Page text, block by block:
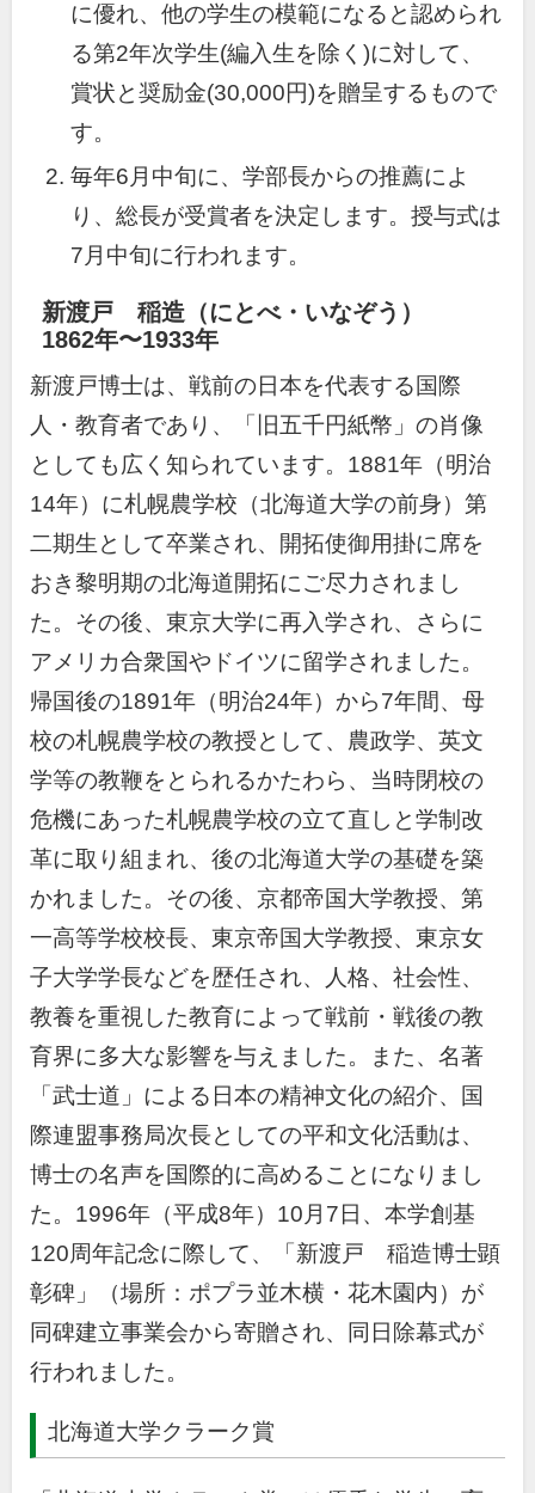
に優れ、他の学生の模範になると認められ
る第2年次学生(編入生を除く)に対して、
賞状と奨励金(30,000円)を贈呈するもので
す。
毎年6月中旬に、学部長からの推薦によ
り、総長が受賞者を決定します。授与式は
7月中旬に行われます。
新渡戸 稲造（にとべ・いなぞう）
1862年〜1933年
新渡戸博士は、戦前の日本を代表する国際
人・教育者であり、「旧五千円紙幣」の肖像
としても広く知られています。1881年（明治
14年）に札幌農学校（北海道大学の前身）第
二期生として卒業され、開拓使御用掛に席を
おき黎明期の北海道開拓にご尽力されまし
た。その後、東京大学に再入学され、さらに
アメリカ合衆国やドイツに留学されました。
帰国後の1891年（明治24年）から7年間、母
校の札幌農学校の教授として、農政学、英文
学等の教鞭をとられるかたわら、当時閉校の
危機にあった札幌農学校の立て直しと学制改
革に取り組まれ、後の北海道大学の基礎を築
かれました。その後、京都帝国大学教授、第
一高等学校校長、東京帝国大学教授、東京女
子大学学長などを歴任され、人格、社会性、
教養を重視した教育によって戦前・戦後の教
育界に多大な影響を与えました。また、名著
「武士道」による日本の精神文化の紹介、国
際連盟事務局次長としての平和文化活動は、
博士の名声を国際的に高めることになりまし
た。1996年（平成8年）10月7日、本学創基
120周年記念に際して、「新渡戸 稲造博士顕
彰碑」（場所：ポプラ並木横・花木園内）が
同碑建立事業会から寄贈され、同日除幕式が
行われました。
北海道大学クラーク賞